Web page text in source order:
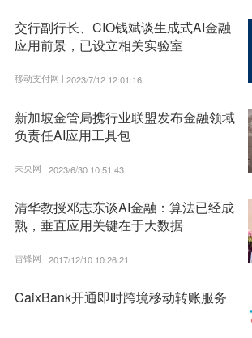
交行副行长、CIO钱斌谈生成式AI金融
应用前景，已设立相关实验室
移动支付网 | 2023/7/12 12:01:16
新加坡金管局携行业联盟发布金融领域
负责任AI应用工具包
未央网 | 2023/6/30 10:51:43
清华教授邓志东谈AI金融：算法已经成
熟，垂直应用关键在于大数据
雷锋网 | 2017/12/10 10:26:21
CaixBank开通即时跨境移动转账服务